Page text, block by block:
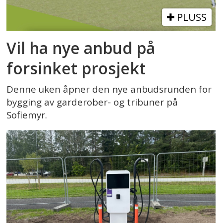
PLUSS
Vil ha nye anbud på
forsinket prosjekt
Denne uken åpner den nye anbudsrunden for
bygging av garderober- og tribuner på
Sofiemyr.